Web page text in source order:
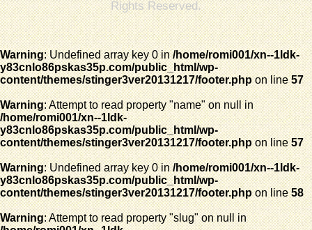
Rights Reserved.
Warning: Undefined array key 0 in/home/romi001/xn--1ldk-
y83cnlo86pskas35p.com/public_html/wp-
content/themes/stinger3ver20131217/footer.phpon line57
Warning: Attempt to read property "name" on null in
/home/romi001/xn--1ldk-
y83cnlo86pskas35p.com/public_html/wp-
content/themes/stinger3ver20131217/footer.phpon line57
Warning: Undefined array key 0 in/home/romi001/xn--1ldk-
y83cnlo86pskas35p.com/public_html/wp-
content/themes/stinger3ver20131217/footer.phpon line58
Warning: Attempt to read property "slug" on null in